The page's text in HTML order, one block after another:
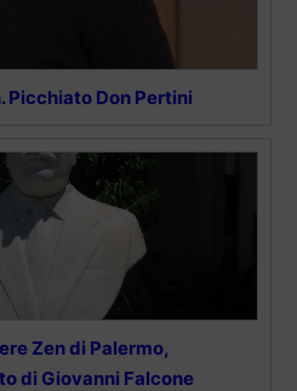
Picchiato Don Pertini
Zen di Palermo,
di Giovanni Falcone